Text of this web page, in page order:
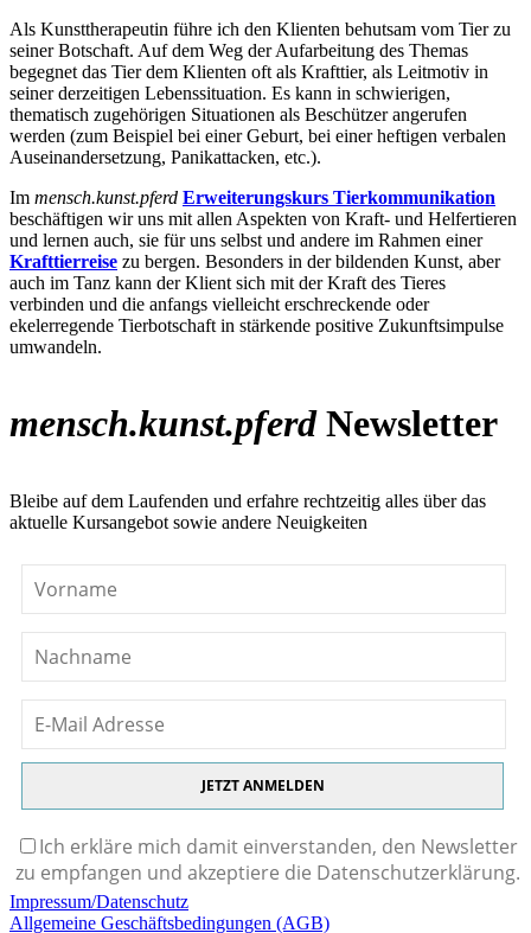
Als Kunsttherapeutin führe ich den Klienten behutsam vom Tier zu
seiner Botschaft. Auf dem Weg der Aufarbeitung des Themas
begegnet das Tier dem Klienten oft als Krafttier, als Leitmotiv in
seiner derzeitigen Lebenssituation. Es kann in schwierigen,
thematisch zugehörigen Situationen als Beschützer angerufen
werden (zum Beispiel bei einer Geburt, bei einer heftigen verbalen
Auseinandersetzung, Panikattacken, etc.).
Im mensch.kunst.pferd Erweiterungskurs Tierkommunikation
beschäftigen wir uns mit allen Aspekten von Kraft- und Helfertieren
und lernen auch, sie für uns selbst und andere im Rahmen einer
Krafttierreise zu bergen. Besonders in der bildenden Kunst, aber
auch im Tanz kann der Klient sich mit der Kraft des Tieres
verbinden und die anfangs vielleicht erschreckende oder
ekelerregende Tierbotschaft in stärkende positive Zukunftsimpulse
umwandeln.
mensch.kunst.pferdNewsletter
Bleibe auf dem Laufenden und erfahre rechtzeitig alles über das
aktuelle Kursangebot sowie andere Neuigkeiten
Ich erkläre mich damit einverstanden, den Newsletter
zu empfangen und akzeptiere die Datenschutzerklärung.
Impressum/Datenschutz
Allgemeine Geschäftsbedingungen (AGB)